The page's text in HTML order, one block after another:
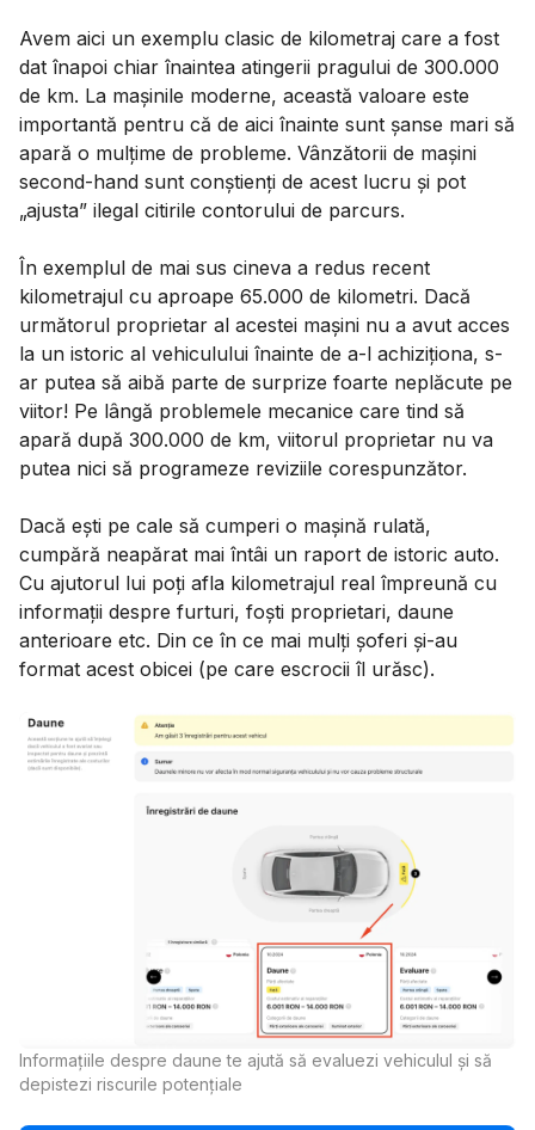
Avem aici un exemplu clasic de kilometraj care a fost
dat înapoi chiar înaintea atingerii pragului de 300.000
de km. La mașinile moderne, această valoare este
importantă pentru că de aici înainte sunt șanse mari să
apară o mulțime de probleme. Vânzătorii de mașini
second-hand sunt conștienți de acest lucru și pot
„ajusta” ilegal citirile contorului de parcurs.
În exemplul de mai sus cineva a redus recent
kilometrajul cu aproape 65.000 de kilometri. Dacă
următorul proprietar al acestei mașini nu a avut acces
la un istoric al vehiculului înainte de a-l achiziționa, s-
ar putea să aibă parte de surprize foarte neplăcute pe
viitor! Pe lângă problemele mecanice care tind să
apară după 300.000 de km, viitorul proprietar nu va
putea nici să programeze reviziile corespunzător.
Dacă ești pe cale să cumperi o mașină rulată,
cumpără neapărat mai întâi un raport de istoric auto.
Cu ajutorul lui poți afla kilometrajul real împreună cu
informații despre furturi, foști proprietari, daune
anterioare etc. Din ce în ce mai mulți șoferi și-au
format acest obicei (pe care escrocii îl urăsc).
Informațiile despre daune te ajută să evaluezi vehiculul și să
depistezi riscurile potențiale